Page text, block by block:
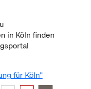
in Köln finden
für Köln"